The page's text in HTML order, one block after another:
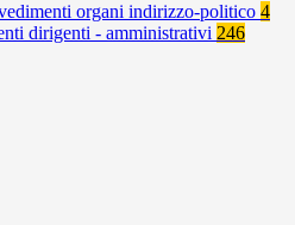
organi indirizzo-politico 4
dirigenti - amministrativi 246